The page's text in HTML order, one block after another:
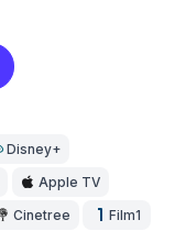
Disney+
Apple TV
Cinetree Film1